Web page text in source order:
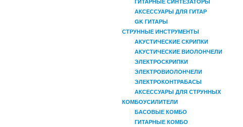
АКСЕССУАРЫ ДЛЯ ГИТАР
GK ГИТАРЫ
СТРУННЫЕ ИНСТРУМЕНТЫ
АКУСТИЧЕСКИЕ СКРИПКИ
АКУСТИЧЕСКИЕ ВИОЛОНЧЕЛИ
ЭЛЕКТРОСКРИПКИ
ЭЛЕКТРОВИОЛОНЧЕЛИ
ЭЛЕКТРОКОНТРАБАСЫ
АКСЕССУАРЫ ДЛЯ СТРУННЫХ
КОМБОУСИЛИТЕЛИ
БАСОВЫЕ КОМБО
ГИТАРНЫЕ КОМБО